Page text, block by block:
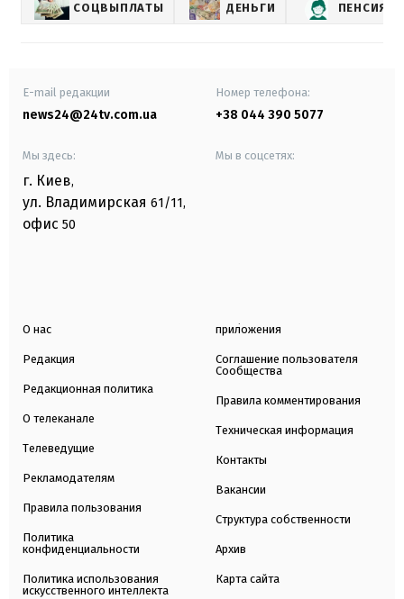
СОЦВЫПЛАТЫ ДЕНЬГИ ПЕНСИЯ
E-mail редакции
news24@24tv.com.ua
Номер телефона:
+38 044 390 5077
Мы здесь:
г. Киев,
ул. Владимирская 61/11,
офис 50
Мы в соцсетях:
О нас
Редакция
Редакционная политика
О телеканале
Телеведущие
Рекламодателям
Правила пользования
Политика
конфиденциальности
Политика использования
искусственного интеллекта
приложения
Соглашение пользователя
Сообщества
Правила комментирования
Техническая информация
Контакты
Вакансии
Структура собственности
Архив
Карта сайта